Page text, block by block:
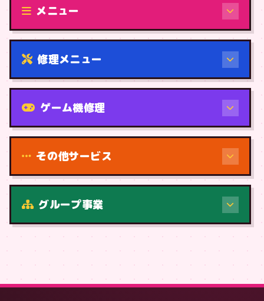
メニュー
修理メニュー
機種から
症状・内容から
ゲーム機修理
その他サービス
グループ事業